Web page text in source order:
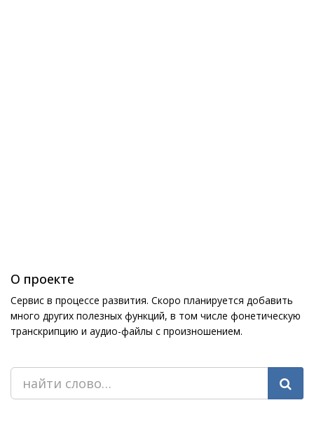
О проекте
Сервис в процессе развития. Скоро планируется добавить
много других полезных функций, в том числе фонетическую
транскрипцию и аудио-файлы с произношением.